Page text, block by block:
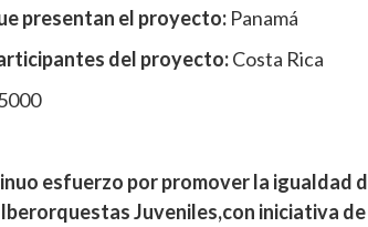
presentan el proyecto: Panamá
del proyecto:Costa Rica
esfuerzo por promover la igualdad
Juveniles,con iniciativa